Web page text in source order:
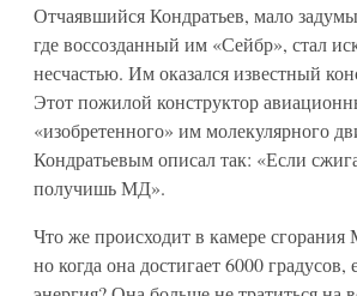
Отчаявшийся Кондратьев, мало
где воссозданный им «Сейбр», стал
несчастью. Им оказался известный
Этот пожилой конструктор
«изобретенного» им молекулярного
Кондратьевым описал так: «Если
получишь МД».
Что же происходит в камере
но когда она достигает 6000